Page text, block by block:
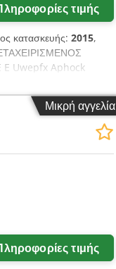
τιμής
κατασκευής: 2015,
Uwepfx Aphock
2135 ΕΤΟΣ
Μικρή αγγελία
τιμής